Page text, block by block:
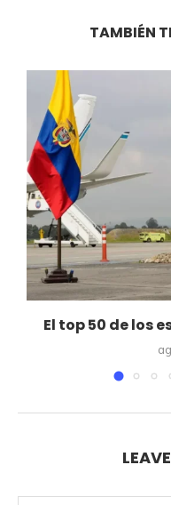
TAMBIÉN
El top 50 de los